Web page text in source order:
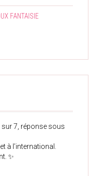
FANTAISIE
7, réponse sous
à l’international.
✨